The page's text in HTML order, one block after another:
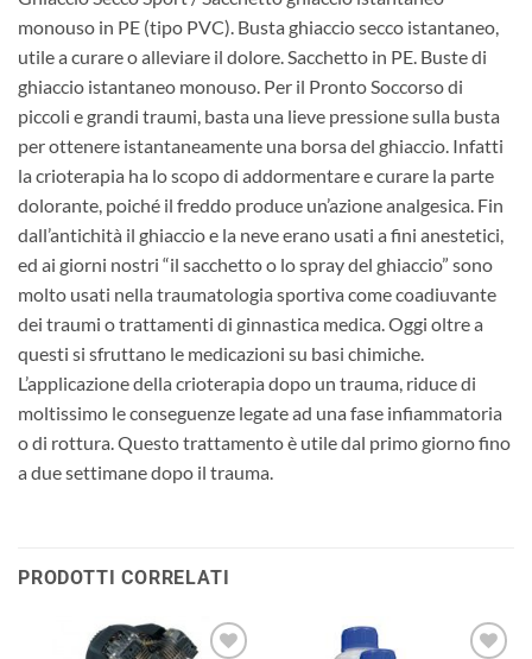
monouso in PE (tipo PVC). Busta ghiaccio secco istantaneo,
utile a curare o alleviare il dolore. Sacchetto in PE. Buste di
ghiaccio istantaneo monouso. Per il Pronto Soccorso di
piccoli e grandi traumi, basta una lieve pressione sulla busta
per ottenere istantaneamente una borsa del ghiaccio. Infatti
la crioterapia ha lo scopo di addormentare e curare la parte
dolorante, poiché il freddo produce un’azione analgesica. Fin
dall’antichità il ghiaccio e la neve erano usati a fini anestetici,
ed ai giorni nostri “il sacchetto o lo spray del ghiaccio” sono
molto usati nella traumatologia sportiva come coadiuvante
dei traumi o trattamenti di ginnastica medica. Oggi oltre a
questi si sfruttano le medicazioni su basi chimiche.
L’applicazione della crioterapia dopo un trauma, riduce di
moltissimo le conseguenze legate ad una fase infiammatoria
o di rottura. Questo trattamento è utile dal primo giorno fino
a due settimane dopo il trauma.
PRODOTTI CORRELATI